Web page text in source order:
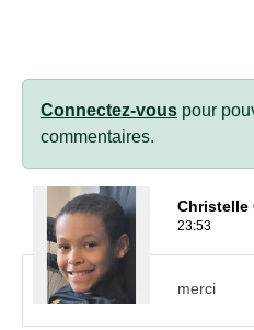
Connectez-vous pour
commentaires.
Christelle
23:53
merci